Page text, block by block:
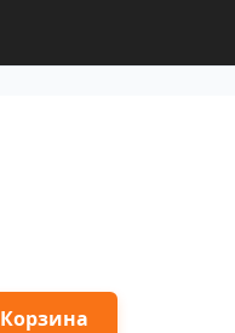
Корзина